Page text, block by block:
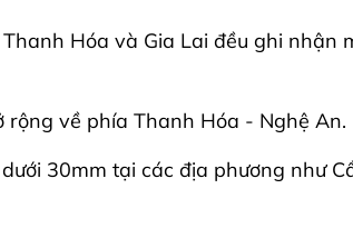
Hóa và Gia Lai đều ghi nhận
rộng về phía Thanh Hóa - Nghệ An.
30mm tại các địa phương như